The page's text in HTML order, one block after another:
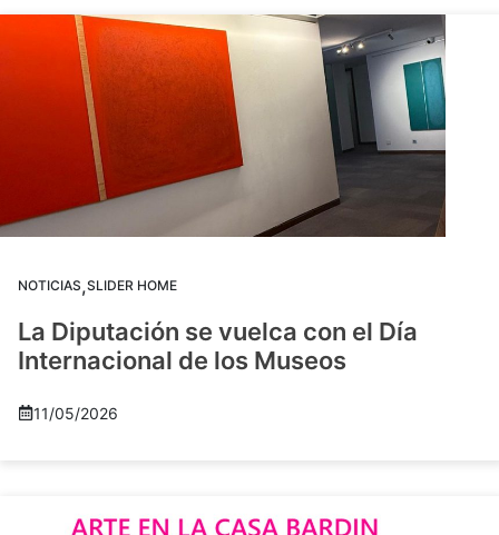
NOTICIAS,SLIDER HOME
La Diputación se vuelca con el Día
Internacional de los Museos
11/05/2026